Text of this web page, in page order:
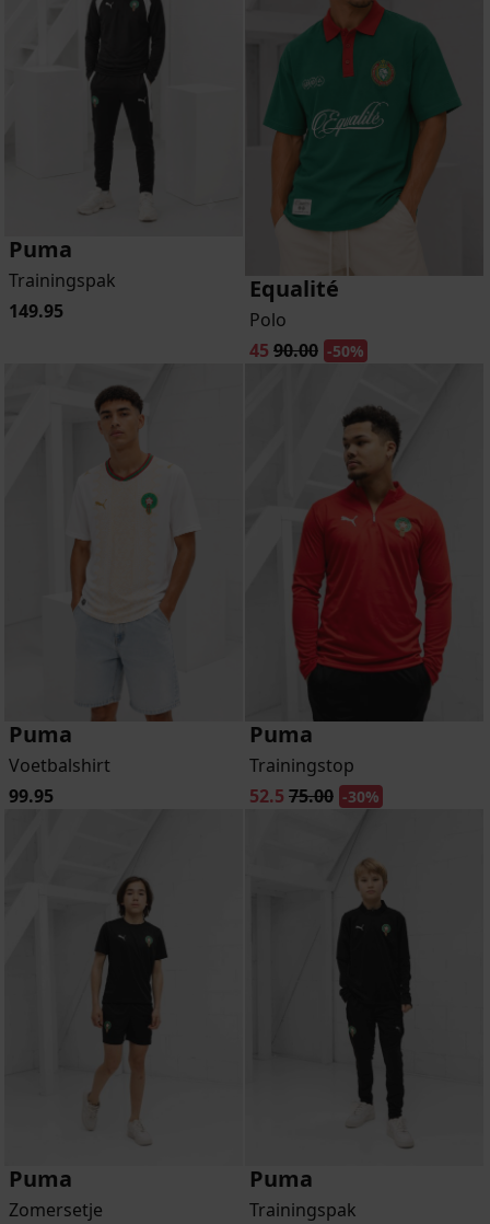
Puma
Trainingspak
149.95
Equalité
Polo
45 90.00 -50%
Puma
Voetbalshirt
99.95
Puma
Trainingstop
52.5 75.00 -30%
Puma
Zomersetje
Puma
Trainingspak